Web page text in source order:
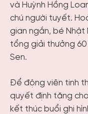
và Huỳnh Hồng
chú người tuyết.
gian ngắn, bé Nhật
tổng giải thưởng
Sen.
Để động viên tinh
quyết định tặng
kết thúc buổi ghi